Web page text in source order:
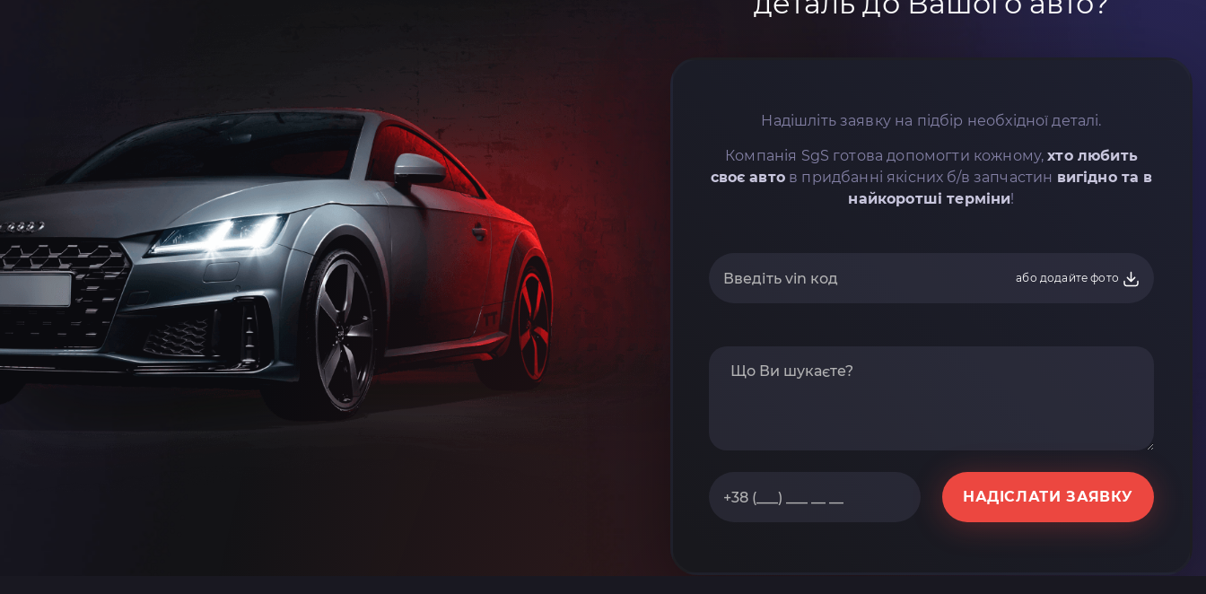
Надішліть заявку на підбір необхідної деталі.
Компанія SgS готова допомогти кожному,хто любить
своє автов придбанні якісних б/в запчастин вигідно та в
найкоротші терміни!
або додайте фото
НАДІСЛАТИ ЗАЯВКУ